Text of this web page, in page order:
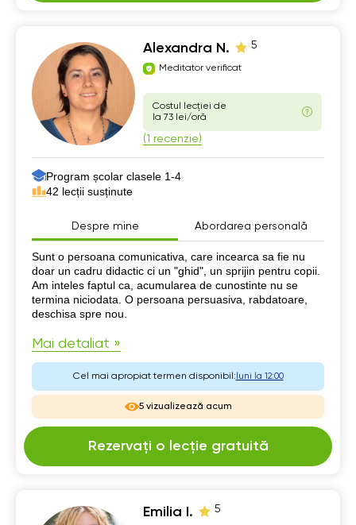
Alexandra N. 5
Meditator verificat
Costul lecției de
la 73 lei/oră
(1 recenzie)
Program școlar clasele 1-4
42 lecții susținute
Despre mine Abordarea personală
Despre mine
Sunt o persoana comunicativa, care incearca sa fie nu
doar un cadru didactic ci un "ghid", un sprijin pentru copii.
Am inteles faptul ca, acumularea de cunostinte nu se
termina niciodata. O persoana persuasiva, rabdatoare,
deschisa spre nou.
Mai detaliat »
Cel mai apropiat termen disponibil: luni la 12:00
5 vizualizează acum
Rezervați o lecție gratuită
Emilia I. 5